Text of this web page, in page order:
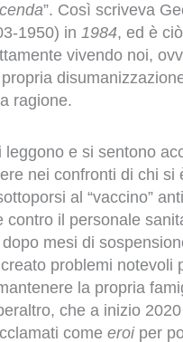
”. Così scriveva
1950) in 1984, ed è
vivendo noi,
ragione.
leggono e si sentono
nei confronti di chi si
al “vaccino”
contro il personale
mesi di
problemi notevoli
la propria
che a inizio 2020
come eroiper